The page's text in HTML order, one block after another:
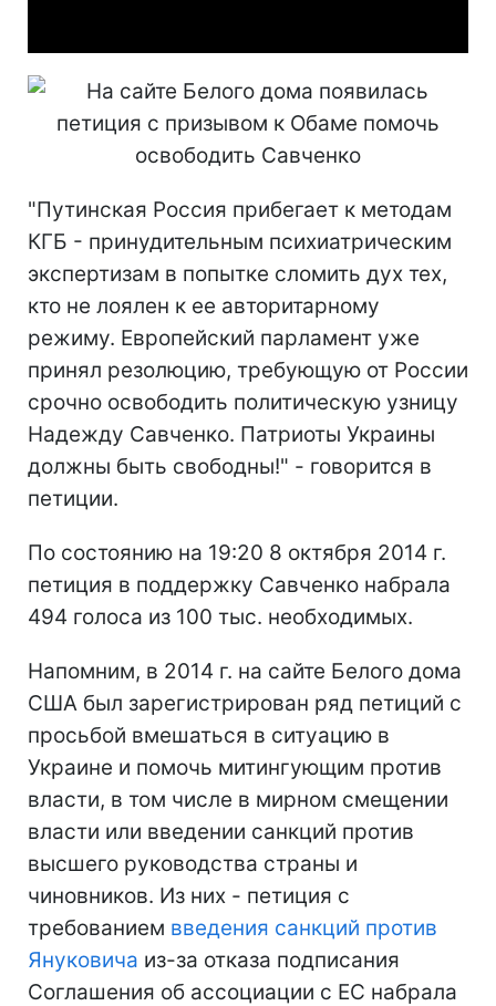
"Путинская Россия прибегает к методам
КГБ - принудительным психиатрическим
экспертизам в попытке сломить дух тех,
кто не лоялен к ее авторитарному
режиму. Европейский парламент уже
принял резолюцию, требующую от России
срочно освободить политическую узницу
Надежду Савченко. Патриоты Украины
должны быть свободны!" - говорится в
петиции.
По состоянию на 19:20 8 октября 2014 г.
петиция в поддержку Савченко набрала
494 голоса из 100 тыс. необходимых.
Напомним, в 2014 г. на сайте Белого дома
США был зарегистрирован ряд петиций с
просьбой вмешаться в ситуацию в
Украине и помочь митингующим против
власти, в том числе в мирном смещении
власти или введении санкций против
высшего руководства страны и
чиновников. Из них - петиция с
требованием введения санкций против
Януковича из-за отказа подписания
Соглашения об ассоциации с ЕС набрала